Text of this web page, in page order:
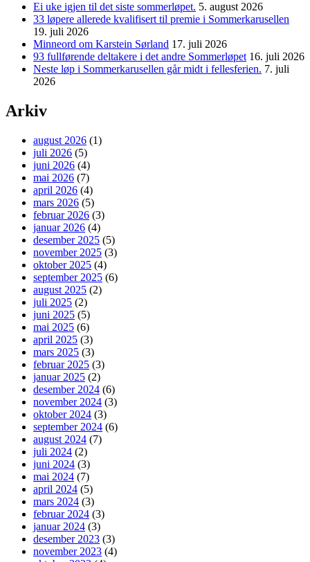
Ei uke igjen til det siste sommerløpet. 5. august 2026
33 løpere allerede kvalifisert til premie i Sommerkarusellen
19. juli 2026
Minneord om Karstein Sørland 17. juli 2026
93 fullførende deltakere i det andre Sommerløpet 16. juli 2026
Neste løp i Sommerkarusellen går midt i fellesferien. 7. juli
2026
Arkiv
august 2026 (1)
juli 2026 (5)
juni 2026 (4)
mai 2026 (7)
april 2026 (4)
mars 2026 (5)
februar 2026 (3)
januar 2026 (4)
desember 2025 (5)
november 2025 (3)
oktober 2025 (4)
september 2025 (6)
august 2025 (2)
juli 2025 (2)
juni 2025 (5)
mai 2025 (6)
april 2025 (3)
mars 2025 (3)
februar 2025 (3)
januar 2025 (2)
desember 2024 (6)
november 2024 (3)
oktober 2024 (3)
september 2024 (6)
august 2024 (7)
juli 2024 (2)
juni 2024 (3)
mai 2024 (7)
april 2024 (5)
mars 2024 (3)
februar 2024 (3)
januar 2024 (3)
desember 2023 (3)
november 2023 (4)